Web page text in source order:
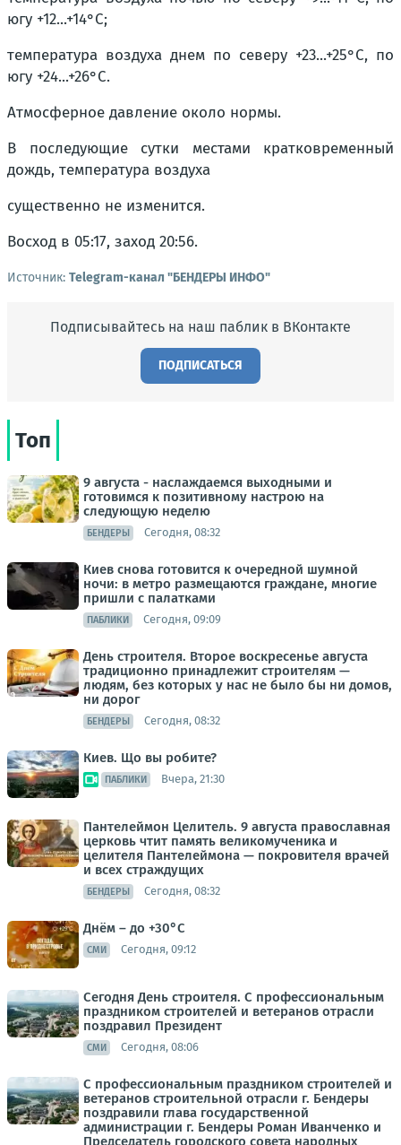
югу +12...+14°С;
температура воздуха днем по северу +23...+25°С, по
югу +24...+26°С.
Атмосферное давление около нормы.
В последующие сутки местами кратковременный
дождь, температура воздуха
существенно не изменится.
Восход в 05:17, заход 20:56.
Источник: Telegram-канал "БЕНДЕРЫ ИНФО"
Подписывайтесь на наш паблик в ВКонтакте
ПОДПИСАТЬСЯ
Топ
9 августа - наслаждаемся выходными и
готовимся к позитивному настрою на
следующую неделю
БЕНДЕРЫ Сегодня, 08:32
Киев снова готовится к очередной шумной
ночи: в метро размещаются граждане, многие
пришли с палатками
ПАБЛИКИ Сегодня, 09:09
День строителя. Второе воскресенье августа
традиционно принадлежит строителям —
людям, без которых у нас не было бы ни домов,
ни дорог
БЕНДЕРЫ Сегодня, 08:32
Киев. Що вы робите?
ПАБЛИКИ Вчера, 21:30
Пантелеймон Целитель. 9 августа православная
церковь чтит память великомученика и
целителя Пантелеймона — покровителя врачей
и всех страждущих
БЕНДЕРЫ Сегодня, 08:32
Днём – до +30°С
СМИ Сегодня, 09:12
Сегодня День строителя. С профессиональным
праздником строителей и ветеранов отрасли
поздравил Президент
СМИ Сегодня, 08:06
С профессиональным праздником строителей и
ветеранов строительной отрасли г. Бендеры
поздравили глава государственной
администрации г. Бендеры Роман Иванченко и
Председатель городского совета народных